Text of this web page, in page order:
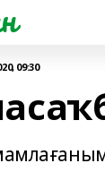
09:30